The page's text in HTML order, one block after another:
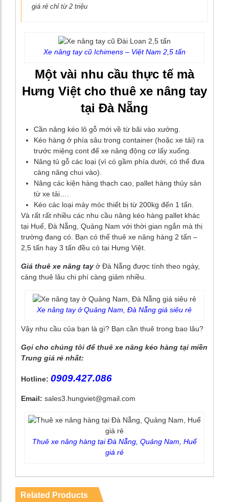
giá rẻ chỉ từ 2 triệu
Xe nâng tay cũ Ichimens – Việt Nam 2,5 tấn
Một vài nhu cầu thực tế mà
Hưng Việt cho thuê xe nâng tay
tại Đà Nẵng
Cần nâng kéo lô gỗ mới về từ bãi vào xưởng.
Kéo hàng ở phía sâu trong container (hoặc xe tải) ra
trước miệng cont để xe nâng động cơ lấy xuống.
Nâng tủ gỗ các loại (vì có gầm phía dưới, có thể đưa
càng nâng chui vào).
Nâng các kiện hàng thạch cao, pallet hàng thủy sản
từ xe tải….
Kéo các loại máy móc thiết bị từ 200kg đến 1 tấn.
Và rất rất nhiều các nhu cầu nâng kéo hàng pallet khác
tại Huế, Đà Nẵng, Quảng Nam với thời gian ngắn mà thị
trường đang có. Bạn có thể thuê xe nâng hàng 2 tấn –
2,5 tấn hay 3 tấn đều có tại Hưng Việt.
Giá thuê xe nâng tay ở Đà Nẵng được tính theo ngày,
càng thuê lâu chi phí càng giảm nhiều.
Xe nâng tay ở Quảng Nam, Đà Nẵng giá siêu rẻ
Vậy nhu cầu của bạn là gì? Bạn cần thuê trong bao lâu?
Gọi cho chúng tôi để thuê xe nâng kéo hàng tại miền
Trung giá rẻ nhất:
Hotline: 0909.427.086
Email: sales3.hungviet@gmail.com
Thuê xe nâng hàng tại Đà Nẵng, Quảng Nam, Huế
giá rẻ
Related Products